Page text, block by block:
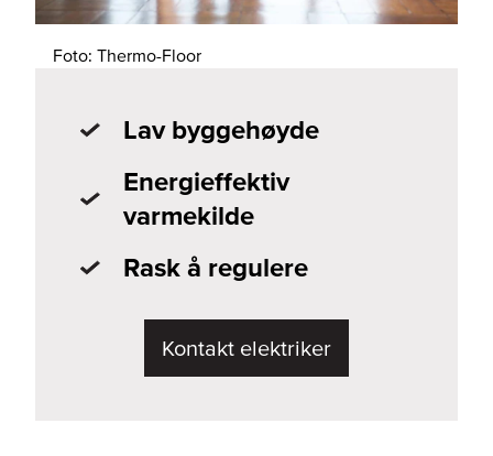
Foto: Thermo-Floor
Lav byggehøyde
Energieffektiv
varmekilde
Rask å regulere
Kontakt elektriker